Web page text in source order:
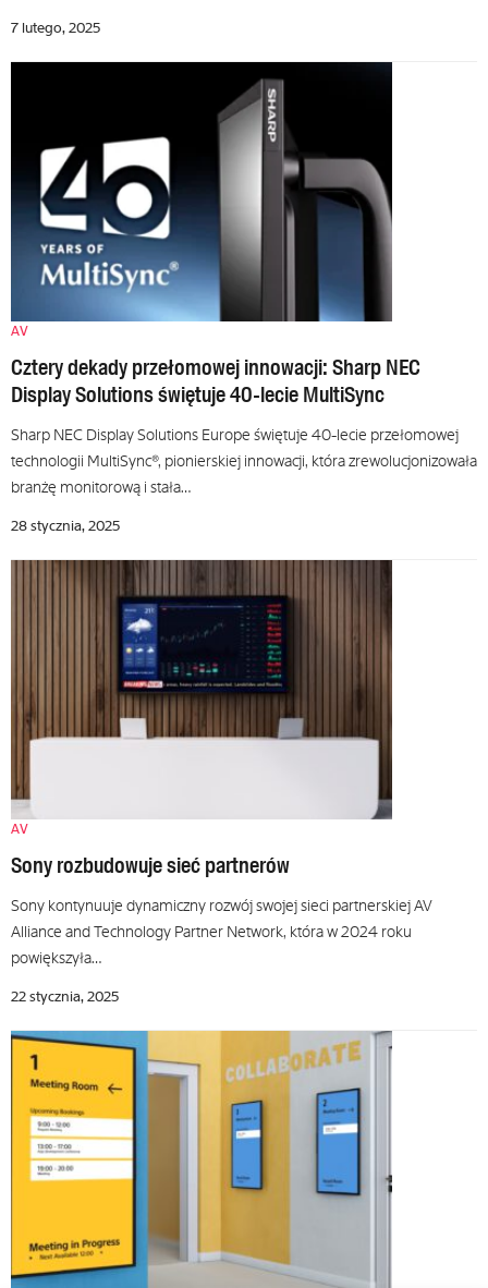
7 lutego, 2025
AV
Cztery dekady przełomowej innowacji: Sharp NEC
Display Solutions świętuje 40-lecie MultiSync
Sharp NEC Display Solutions Europe świętuje 40-lecie przełomowej
technologii MultiSync®, pionierskiej innowacji, która zrewolucjonizowała
branżę monitorową i stała…
28 stycznia, 2025
AV
Sony rozbudowuje sieć partnerów
Sony kontynuuje dynamiczny rozwój swojej sieci partnerskiej AV
Alliance and Technology Partner Network, która w 2024 roku
powiększyła…
22 stycznia, 2025